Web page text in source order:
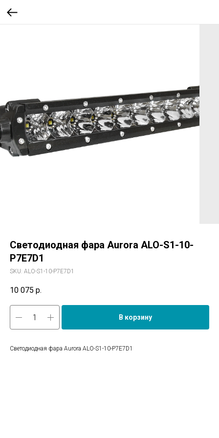
Светодиодная фара Aurora ALO-S1-10-
P7E7D1
SKU: ALO-S1-10-P7E7D1
10 075 р.
В корзину
Светодиодная фара Aurora ALO-S1-10-P7E7D1